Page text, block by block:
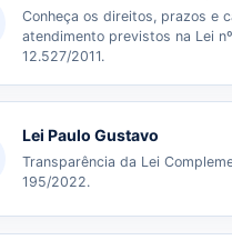
Conheça os direitos, prazos e
atendimento previstos na Lei nº
12.527/2011.
Lei Paulo Gustavo
Transparência da Lei
195/2022.